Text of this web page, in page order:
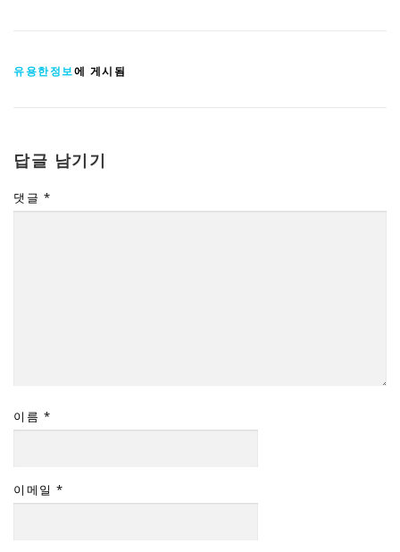
유용한정보에 게시됨
답글 남기기
댓글 *
이름 *
이메일 *